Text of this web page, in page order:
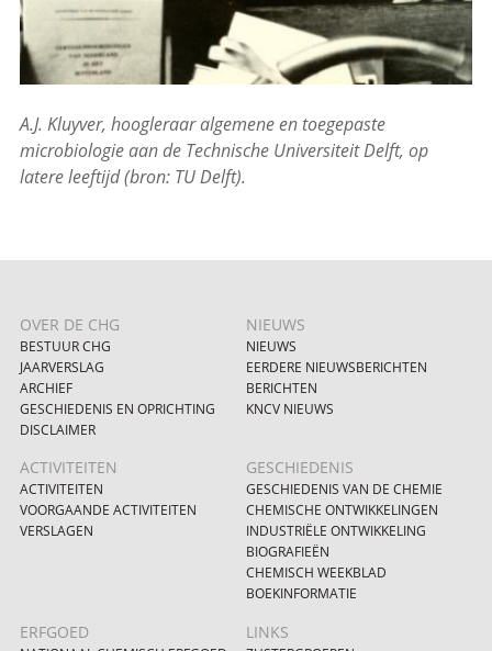
A.J. Kluyver, hoogleraar algemene en toegepaste
microbiologie aan de Technische Universiteit Delft, op
latere leeftijd (bron: TU Delft).
OVER DE CHG
BESTUUR CHG
JAARVERSLAG
ARCHIEF
GESCHIEDENIS EN OPRICHTING
DISCLAIMER
NIEUWS
NIEUWS
EERDERE NIEUWSBERICHTEN
BERICHTEN
KNCV NIEUWS
ACTIVITEITEN
ACTIVITEITEN
VOORGAANDE ACTIVITEITEN
VERSLAGEN
GESCHIEDENIS
GESCHIEDENIS VAN DE CHEMIE
CHEMISCHE ONTWIKKELINGEN
INDUSTRIËLE ONTWIKKELING
BIOGRAFIEËN
CHEMISCH WEEKBLAD
BOEKINFORMATIE
ERFGOED LINKS